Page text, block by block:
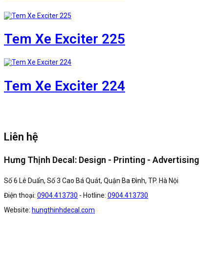
Tem Xe Exciter 225
Tem Xe Exciter 224
Liên hệ
Hưng Thịnh Decal: Design - Printing - Advertising
Số 6 Lê Duẩn, Số 3 Cao Bá Quát, Quận Ba Đình, TP. Hà Nội
Điện thoại: 0904.413730 - Hotline: 0904.413730
Website: hungthinhdecal.com